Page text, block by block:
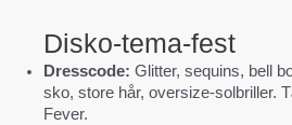
Disko-tema-fest
Dresscode: Glitter, sequins, bell
sko, store hår, oversize-solbriller.
Fever.